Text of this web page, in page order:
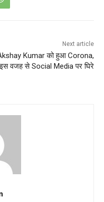
Next article
Kumar को हुआ Corona,
वजह से Social Media पर घिरे